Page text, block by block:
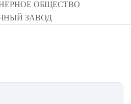
ОБЩЕСТВО
ЗАВОД